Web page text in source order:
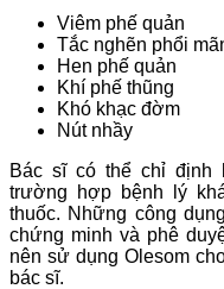
Viêm phế quản
Tắc nghẽn phổi
Hen phế quản
Khí phế thũng
Khó khạc đờm
Nút nhầy
Bác sĩ có thể chỉ định
trường hợp bệnh lý
thuốc. Những công
chứng minh và phê
nên sử dụng Olesom
bác sĩ.